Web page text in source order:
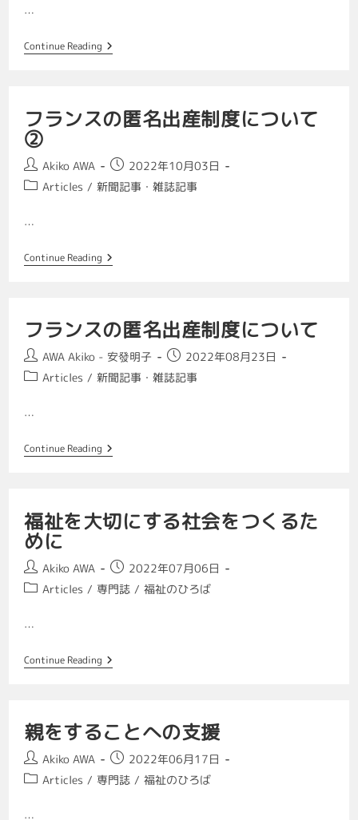
…
Continue Reading
フランスの匿名出産制度について
②
Akiko AWA
2022年10月03日
Articles / 新聞記事・雑誌記事
…
Continue Reading
フランスの匿名出産制度について
AWA Akiko - 安發明子
2022年08月23日
Articles / 新聞記事・雑誌記事
…
Continue Reading
福祉を大切にする社会をつくるた
めに
Akiko AWA
2022年07月06日
Articles / 専門誌 / 福祉のひろば
…
Continue Reading
親をすることへの支援
Akiko AWA
2022年06月17日
Articles / 専門誌 / 福祉のひろば